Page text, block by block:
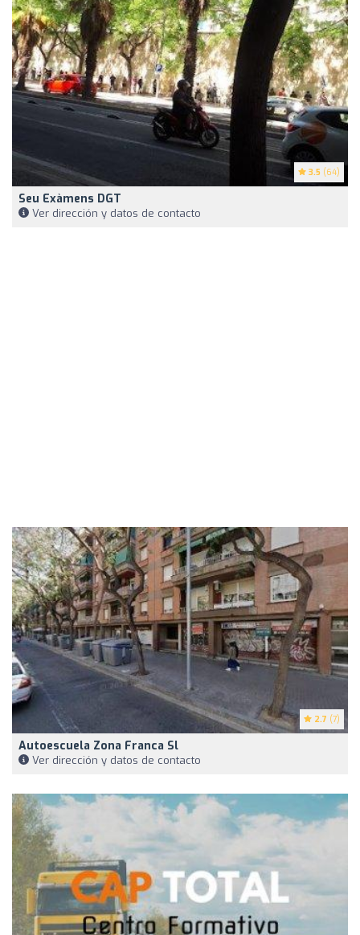
3.5 (64)
Seu Exàmens DGT
Ver dirección y datos de contacto
2.7 (7)
Autoescuela Zona Franca Sl
Ver dirección y datos de contacto